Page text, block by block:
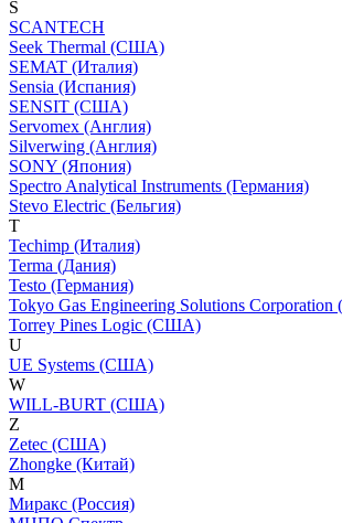
S
SCANTECH
Seek Thermal (США)
SEMAT (Италия)
Sensia (Испания)
SENSIT (США)
Servomex (Англия)
Silverwing (Англия)
SONY (Япония)
Spectro Analytical Instruments (Германия)
Stevo Electric (Бельгия)
T
Techimp (Италия)
Terma (Дания)
Testo (Германия)
Tokyo Gas Engineering Solutions
Torrey Pines Logic (США)
U
UE Systems (США)
W
WILL-BURT (США)
Z
Zetec (США)
Zhongke (Китай)
М
Миракс (Россия)